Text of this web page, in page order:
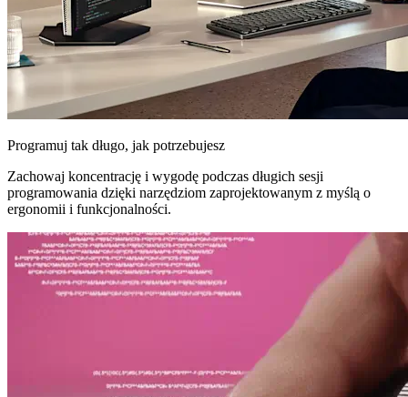
Programuj tak długo, jak potrzebujesz
Zachowaj koncentrację i wygodę podczas długich sesji
programowania dzięki narzędziom zaprojektowanym z myślą o
ergonomii i funkcjonalności.